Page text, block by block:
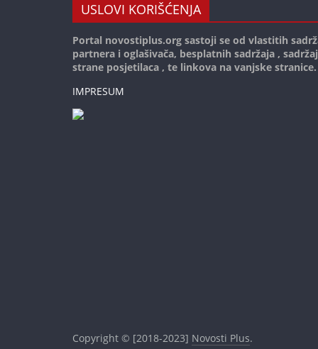
USLOVI KORIŠĆENJA
Portal novostiplus.org sastoji se od vlastitih
partnera i oglašivača, besplatnih sadržaja ,
strane posjetilaca , te linkova na vanjske stranice.
IMPRESUM
Copyright © [2018-2023] Novosti Plus.